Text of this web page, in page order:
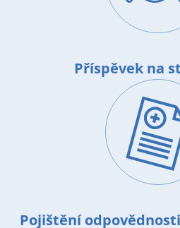
Příspěvek na
Image
Pojištění